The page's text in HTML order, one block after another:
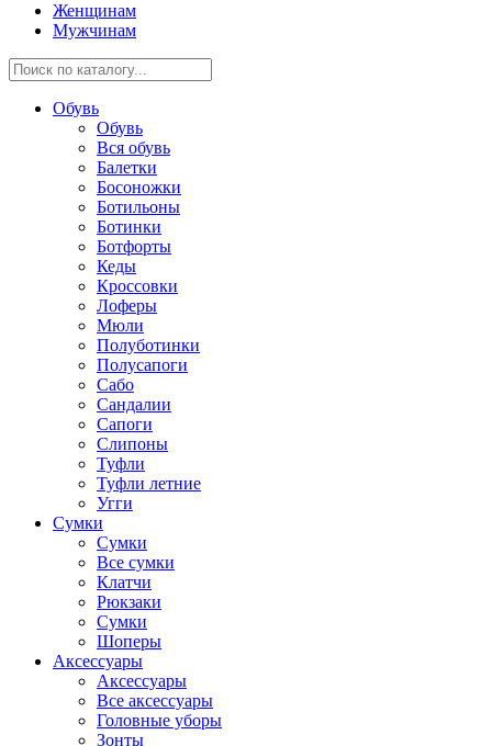
Женщинам
Мужчинам
Обувь
Обувь
Вся обувь
Балетки
Босоножки
Ботильоны
Ботинки
Ботфорты
Кеды
Кроссовки
Лоферы
Мюли
Полуботинки
Полусапоги
Сабо
Сандалии
Сапоги
Слипоны
Туфли
Туфли летние
Угги
Сумки
Сумки
Все сумки
Клатчи
Рюкзаки
Сумки
Шоперы
Аксессуары
Аксессуары
Все аксессуары
Головные уборы
Зонты